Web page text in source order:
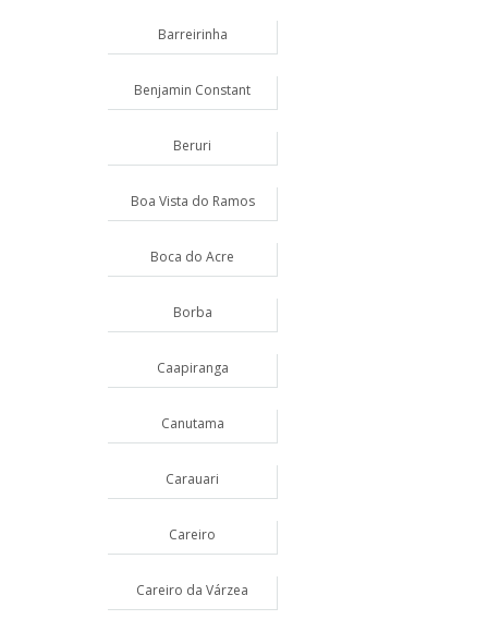
Barreirinha
Benjamin Constant
Beruri
Boa Vista do Ramos
Boca do Acre
Borba
Caapiranga
Canutama
Carauari
Careiro
Careiro da Várzea